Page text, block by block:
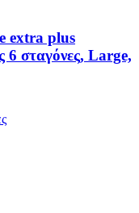
extra plus
6 σταγόνες, Large,